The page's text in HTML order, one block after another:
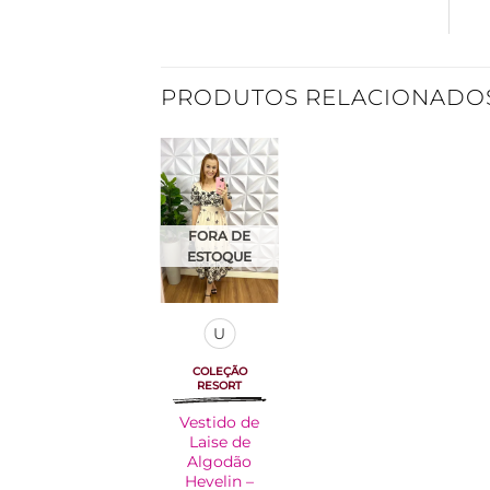
PRODUTOS
Adicionar
à Lista
FORA DE
ESTOQUE
U
COLEÇÃO
RESORT
Vestido de
Laise de
Algodão
Hevelin –